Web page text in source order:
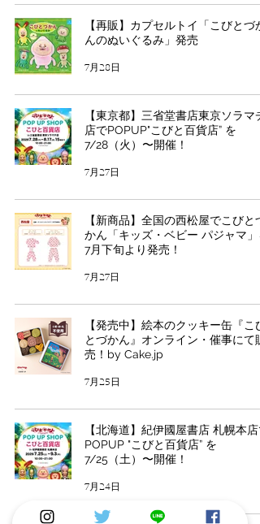
【再販】カプセルトイ「こびとづか
んのぬいぐるみ」発売
7月28日
【東京都】三省堂書店東京ソラマチ
店でPOPUP"こびと百貨店” を
7/28（火）〜開催！
7月27日
【新商品】全国の西松屋でこびとづ
かん「キッズ・ベビー パジャマ」
7月下旬より発売！
7月27日
【発売中】絵本のクッキー缶『こび
とづかん』オンライン・催事にて販
売！by Cake.jp
7月25日
【北海道】紀伊國屋書店 札幌本店
POPUP "こびと百貨店” を
7/25（土）〜開催！
7月24日